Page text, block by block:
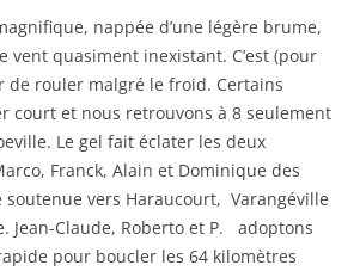
nappée d’une légère brume,
vent quasiment inexistant. C’est (pour
de rouler malgré le froid. Certains
court et nous retrouvons à 8 seulement
Le gel fait éclater les deux
Franck, Alain et Dominique des
vers Haraucourt, Varangéville
Jean-Claude, Roberto et P. adoptons
pour boucler les 64 kilomètres